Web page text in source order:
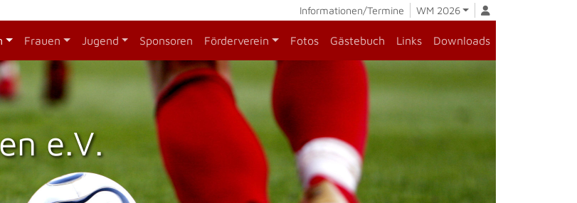
Informationen/Termine WM 2026
Frauen Jugend Sponsoren Förderverein Fotos Gästebuch Links Downloads
e.V.